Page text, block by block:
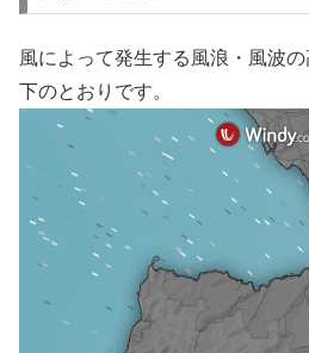
風によって発生する風浪・風波
下のとおりです。